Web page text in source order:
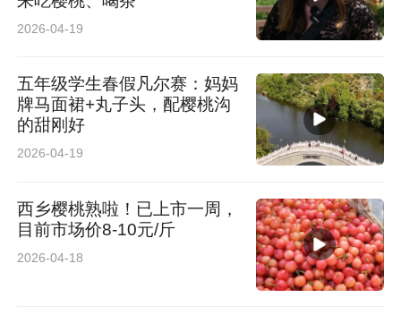
2026-04-19
五年级学生春假凡尔赛：妈妈
牌马面裙+丸子头，配樱桃沟
的甜刚好
2026-04-19
西乡樱桃熟啦！已上市一周，
目前市场价8-10元/斤
2026-04-18